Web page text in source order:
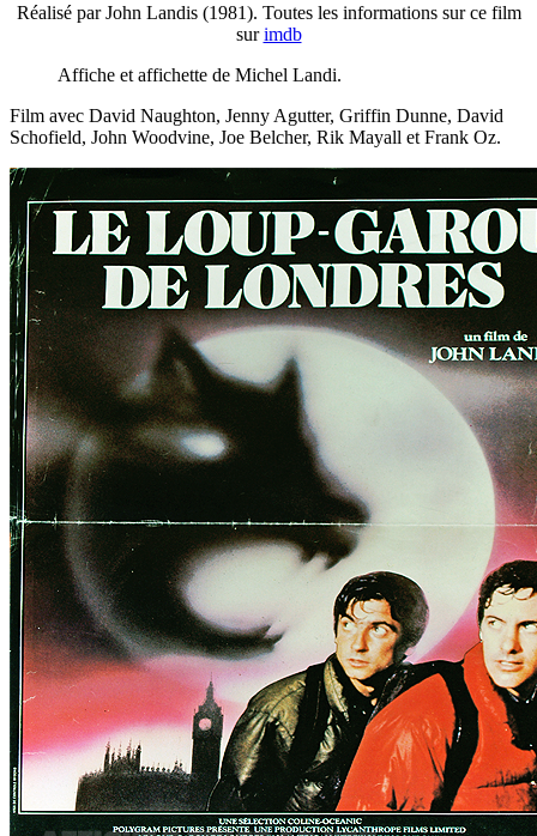
Réalisé par John Landis (1981). Toutes les informations sur ce film
surimdb
Affiche et affichette de Michel Landi.
Film avec David Naughton, Jenny Agutter, Griffin Dunne, David
Schofield, John Woodvine, Joe Belcher, Rik Mayall et Frank Oz.